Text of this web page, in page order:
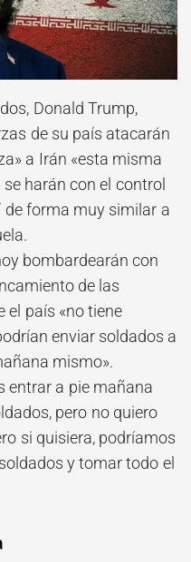
Donald Trump,
de su país atacarán
a Irán «esta misma
harán con el control
forma muy similar a
bombardearán con
de las
el país «no tiene
enviar soldados a
mismo».
entrar a pie mañana
pero no quiero
si quisiera, podríamos
y tomar todo el